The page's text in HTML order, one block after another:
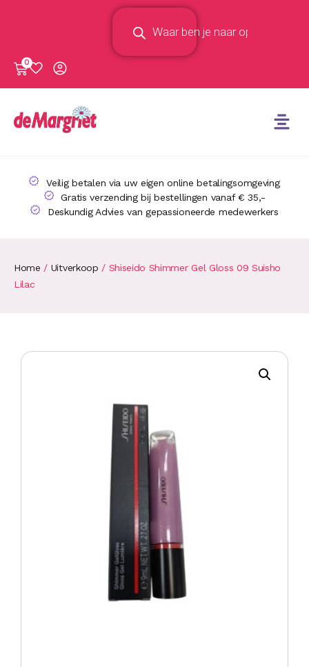
0
Veilig betalen via uw eigen online betalingsomgeving
Gratis verzending bij bestellingen vanaf € 35,-
Deskundig Advies van gepassioneerde medewerkers
Home / Uitverkoop / Shiseido Shimmer Gel Gloss 09 Suisho
Lilac